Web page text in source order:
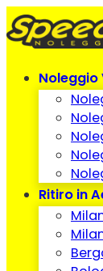
Noleggio
Ritiro in